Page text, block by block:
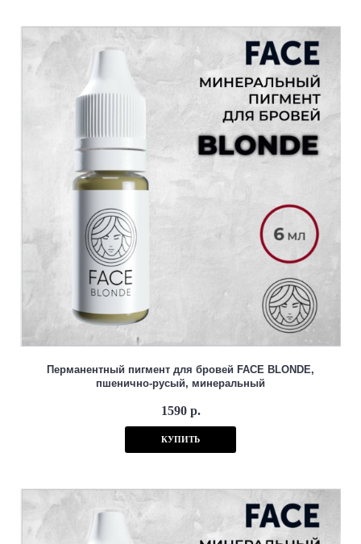
Перманентный пигмент для бровей FACE BLONDE,
пшенично-русый, минеральный
1590 р.
КУПИТЬ